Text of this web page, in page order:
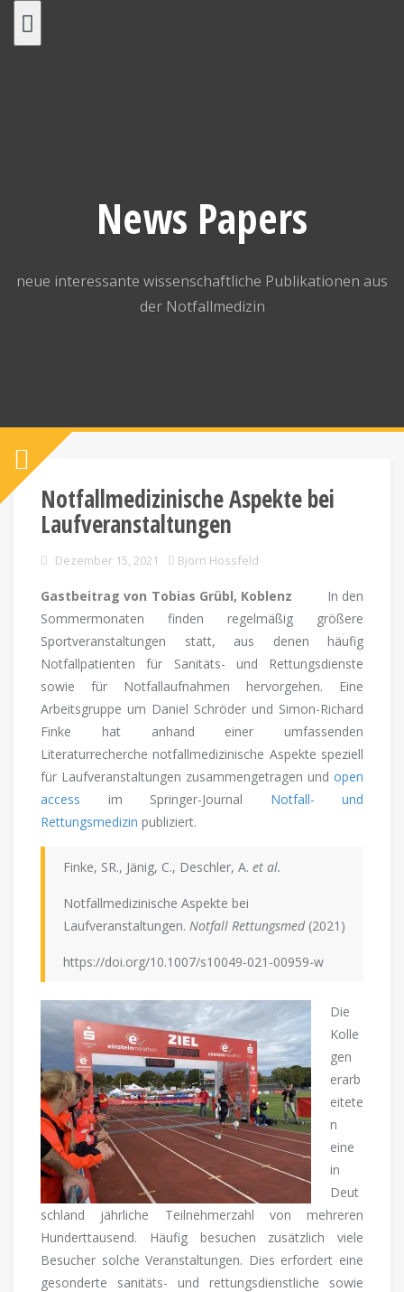
News Papers
neue interessante wissenschaftliche Publikationen aus
der Notfallmedizin
Notfallmedizinische Aspekte bei
Laufveranstaltungen
Dezember 15, 2021 Björn Hossfeld
Gastbeitrag von Tobias Grübl, Koblenz In den
Sommermonaten finden regelmäßig größere
Sportveranstaltungen statt, aus denen häufig
Notfallpatienten für Sanitäts- und Rettungsdienste
sowie für Notfallaufnahmen hervorgehen. Eine
Arbeitsgruppe um Daniel Schröder und Simon-Richard
Finke hat anhand einer umfassenden
Literaturrecherche notfallmedizinische Aspekte speziell
für Laufveranstaltungen zusammengetragen und open
access im Springer-Journal Notfall- und
Rettungsmedizin publiziert.
Finke, SR., Jänig, C., Deschler, A. et al.
Notfallmedizinische Aspekte bei
Laufveranstaltungen. Notfall Rettungsmed(2021)
https://doi.org/10.1007/s10049-021-00959-w
Die
Kolle
gen
erarb
eitete
n
eine
in
Deut
schland jährliche Teilnehmerzahl von mehreren
Hunderttausend. Häufig besuchen zusätzlich viele
Besucher solche Veranstaltungen. Dies erfordert eine
gesonderte sanitäts- und rettungsdienstliche sowie